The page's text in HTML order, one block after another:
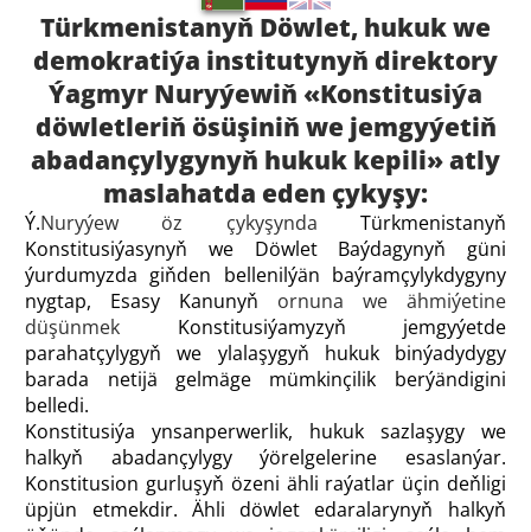
Türkmenistanyň Döwlet, hukuk we
demokratiýa institutynyň direktory
Ýagmyr Nuryýewiň «Konstitusiýa
döwletleriň ösüşiniň we jemgyýetiň
abadançylygynyň hukuk kepili» atly
maslahatda eden çykyşy:
Ý.Nuryýew öz çykyşynda Türkmenistanyň
Konstitusiýasynyň we Döwlet Baýdagynyň güni
ýurdumyzda giňden bellenilýän baýramçylykdygyny
nygtap, Esasy Kanunyň ornuna we ähmiýetine
düşünmek Konstitusiýamyzyň jemgyýetde
parahatçylygyň we ylalaşygyň hukuk binýadydygy
barada netijä gelmäge mümkinçilik berýändigini
belledi.
Konstitusiýa ynsanperwerlik, hukuk sazlaşygy we
halkyň abadançylygy ýörelgelerine esaslanýar.
Konstitusion gurluşyň özeni ähli raýatlar üçin deňligi
üpjün etmekdir. Ähli döwlet edaralarynyň halkyň